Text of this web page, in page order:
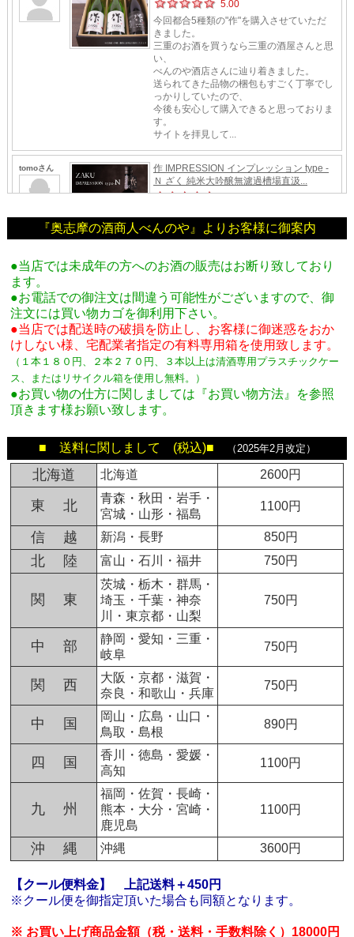
『奥志摩の酒商人べんのや』よりお客様に御案内
●当店では未成年の方へのお酒の販売はお断り致しており
ます。
●お電話での御注文は間違う可能性がございますので、御
注文には買い物カゴを御利用下さい。
●当店では配送時の破損を防止し、お客様に御迷惑をおか
けしない様、宅配業者指定の有料専用箱を使用致します。
（１本１８０円、２本２７０円、３本以上は清酒専用プラスチックケー
ス、またはリサイクル箱を使用し無料。
）
●お買い物の仕方に関しましては『お買い物方法』を参照
頂きます様お願い致します。
■ 送料に関しまして (税込)■ （2025年2月改定）
北海道 北海道 2600円
東 北
青森・秋田・岩手・
宮城・山形・福島
1100円
信 越 新潟・長野 850円
北 陸 富山・石川・福井 750円
関 東
茨城・栃木・群馬・
埼玉・千葉・神奈
川・東京都・山梨
750円
中 部
静岡・愛知・三重・
岐阜
750円
関 西
大阪・京都・滋賀・
奈良・和歌山・兵庫
750円
中 国
岡山・広島・山口・
鳥取・島根
890円
四 国
香川・徳島・愛媛・
高知
1100円
九 州
福岡・佐賀・長崎・
熊本・大分・宮崎・
鹿児島
1100円
沖 縄 沖縄 3600円
【クール便料金】
上記送料＋450円
※クール便を御指定頂いた場合も同額となります。
※ お買い上げ商品金額（税・送料・手数料除く）18000円